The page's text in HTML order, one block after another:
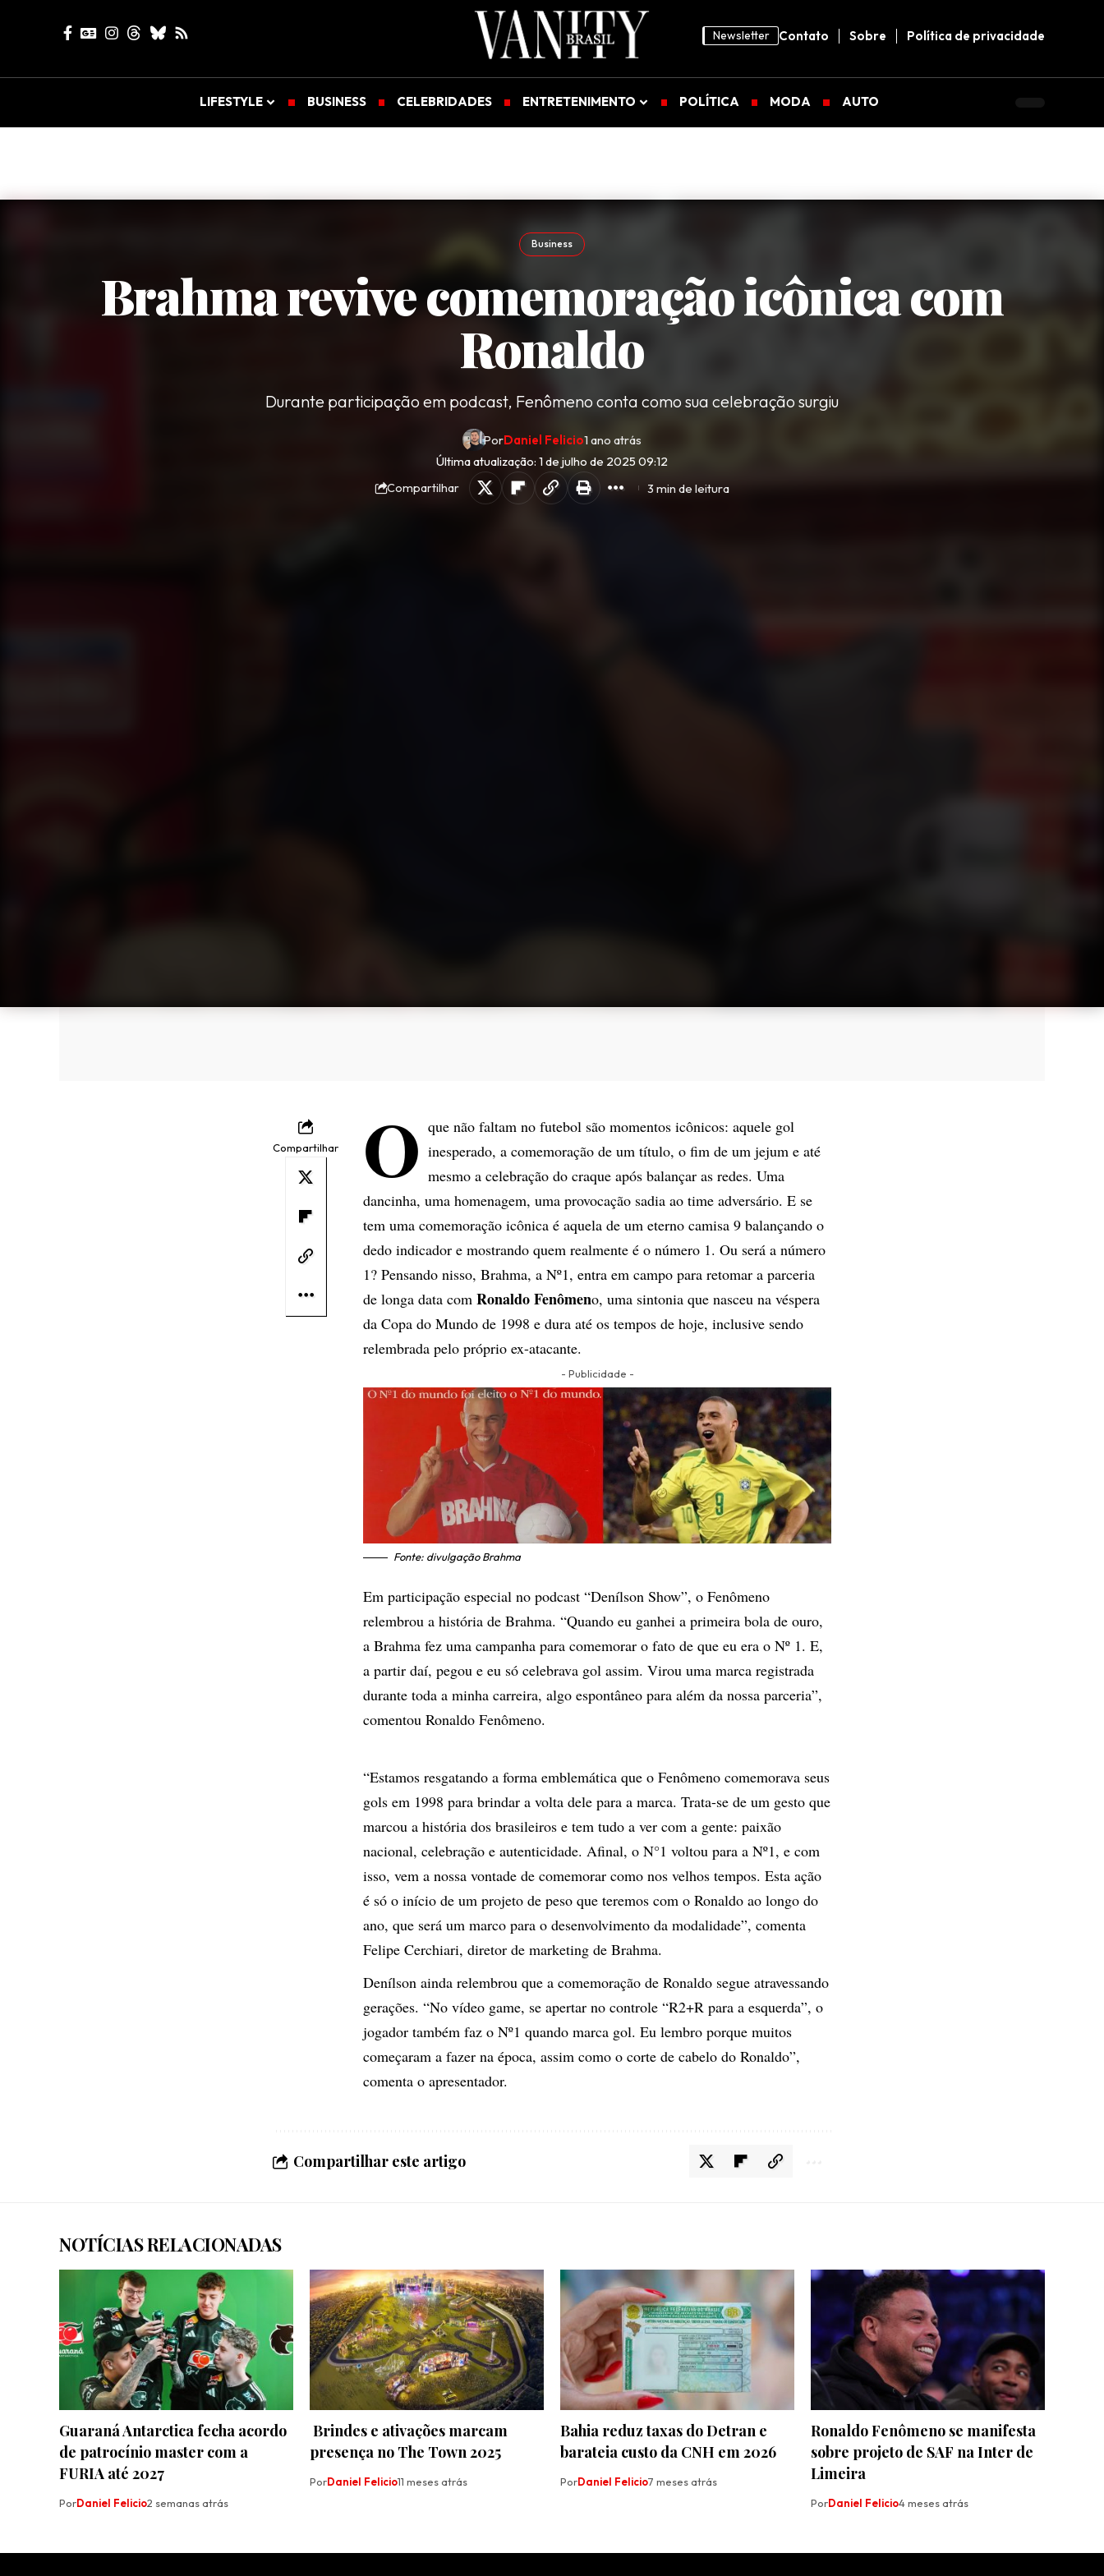
Newsletter Contato Sobre Política de privacidade
LIFESTYLE BUSINESS CELEBRIDADES ENTRETENIMENTO POLÍTICA MODA AUTO
Business
Brahma revive comemoração icônica com
Ronaldo
Durante participação em podcast, Fenômeno conta como sua celebração surgiu
Última atualização: 1 de julho de 2025 09:12
PorDaniel Felicio1 ano atrás
Compartilhar 3 min de leitura
Compartilhar O que não faltam no futebol são momentos icônicos: aquele gol
inesperado, a comemoração de um título, o fim de um jejum e até
mesmo a celebração do craque após balançar as redes. Uma
dancinha, uma homenagem, uma provocação sadia ao time adversário. E se
tem uma comemoração icônica é aquela de um eterno camisa 9 balançando o
dedo indicador e mostrando quem realmente é o número 1. Ou será a número
1? Pensando nisso, Brahma, a Nº1, entra em campo para retomar a parceria
de longa data com Ronaldo Fenômeno, uma sintonia que nasceu na véspera
da Copa do Mundo de 1998 e dura até os tempos de hoje, inclusive sendo
relembrada pelo próprio ex-atacante.
- Publicidade -
Fonte: divulgação Brahma
Em participação especial no podcast “Denílson Show”, o Fenômeno
relembrou a história de Brahma. “Quando eu ganhei a primeira bola de ouro,
a Brahma fez uma campanha para comemorar o fato de que eu era o Nº 1. E,
a partir daí, pegou e eu só celebrava gol assim. Virou uma marca registrada
durante toda a minha carreira, algo espontâneo para além da nossa parceria”,
comentou Ronaldo Fenômeno.
“Estamos resgatando a forma emblemática que o Fenômeno comemorava seus
gols em 1998 para brindar a volta dele para a marca. Trata-se de um gesto que
marcou a história dos brasileiros e tem tudo a ver com a gente: paixão
nacional, celebração e autenticidade. Afinal, o N°1 voltou para a Nº1, e com
isso, vem a nossa vontade de comemorar como nos velhos tempos. Esta ação
é só o início de um projeto de peso que teremos com o Ronaldo ao longo do
ano, que será um marco para o desenvolvimento da modalidade”, comenta
Felipe Cerchiari, diretor de marketing de Brahma.
Denílson ainda relembrou que a comemoração de Ronaldo segue atravessando
gerações. “No vídeo game, se apertar no controle “R2+R para a esquerda”, o
jogador também faz o Nº1 quando marca gol. Eu lembro porque muitos
começaram a fazer na época, assim como o corte de cabelo do Ronaldo”,
comenta o apresentador.
Compartilhar este artigo
NOTÍCIAS RELACIONADAS
Guaraná Antarctica fecha acordo
de patrocínio master com a
FURIA até 2027
PorDaniel Felicio2 semanas atrás
Brindes e ativações marcam
presença no The Town 2025
PorDaniel Felicio11 meses atrás
Bahia reduz taxas do Detran e
barateia custo da CNH em 2026
PorDaniel Felicio7 meses atrás
Ronaldo Fenômeno se manifesta
sobre projeto de SAF na Inter de
Limeira
PorDaniel Felicio4 meses atrás